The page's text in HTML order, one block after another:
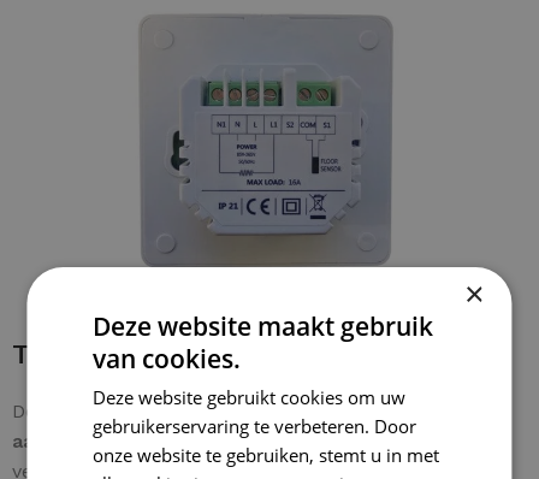
Thermostaat installeren
De bedrading is zonder problemen aan te sluiten. De
aardingsdraad van de mat
verbonden met de
huisinstallatie-aarde
×
Deze website maakt gebruik
van cookies.
Deze website gebruikt cookies om uw
gebruikerservaring te verbeteren. Door
onze website te gebruiken, stemt u in met